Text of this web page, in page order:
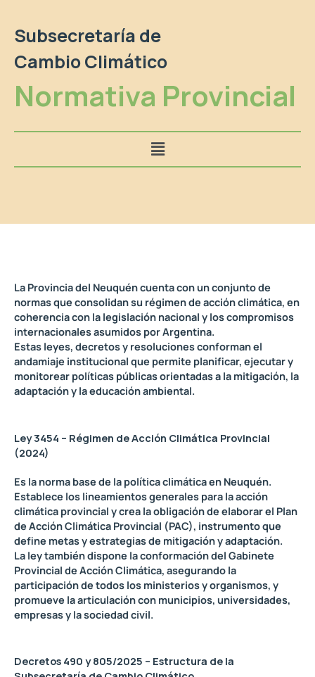
Subsecretaría de
Cambio Climático
Normativa Provincial
Menú
La Provincia del Neuquén cuenta con un conjunto de
normas que consolidan su régimen de acción climática, en
coherencia con la legislación nacional y los compromisos
internacionales asumidos por Argentina.
Estas leyes, decretos y resoluciones conforman el
andamiaje institucional que permite planificar, ejecutar y
monitorear políticas públicas orientadas a la mitigación, la
adaptación y la educación ambiental.
Ley 3454 – Régimen de Acción Climática Provincial
(2024)
Es la norma base de la política climática en Neuquén.
Establece los lineamientos generales para la acción
climática provincial y crea la obligación de elaborar el Plan
de Acción Climática Provincial (PAC), instrumento que
define metas y estrategias de mitigación y adaptación.
La ley también dispone la conformación del Gabinete
Provincial de Acción Climática, asegurando la
participación de todos los ministerios y organismos, y
promueve la articulación con municipios, universidades,
empresas y la sociedad civil.
Decretos 490 y 805/2025 – Estructura de la